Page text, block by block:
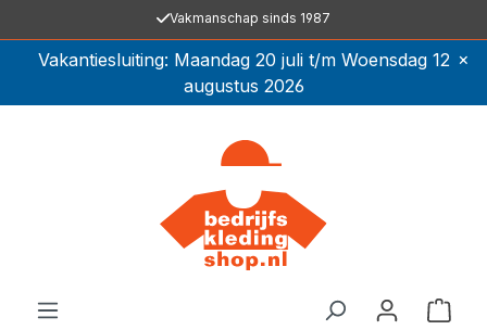
Ga naar de hoofdinhoudVakmanschap sinds 1987
Vakantiesluiting: Maandag 20 juli t/m Woensdag 12
augustus 2026
×